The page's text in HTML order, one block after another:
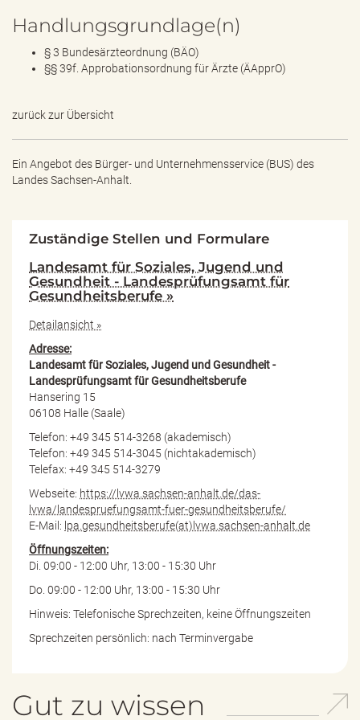
Handlungsgrundlage(n)
§ 3 Bundesärzteordnung (BÄO)
§§ 39f. Approbationsordnung für Ärzte (ÄApprO)
zurück zur Übersicht
Ein Angebot des Bürger- und Unternehmensservice (BUS) des
Landes Sachsen-Anhalt.
Zuständige Stellen und Formulare
Landesamt für Soziales, Jugend und
Gesundheit - Landesprüfungsamt für
Gesundheitsberufe »
Detailansicht »
Adresse:
Landesamt für Soziales, Jugend und Gesundheit -
Landesprüfungsamt für Gesundheitsberufe
Hansering 15
06108 Halle (Saale)
Telefon: +49 345 514-3268 (akademisch)
Telefon: +49 345 514-3045 (nichtakademisch)
Telefax: +49 345 514-3279
Webseite: https://lvwa.sachsen-anhalt.de/das-
lvwa/landespruefungsamt-fuer-gesundheitsberufe/
E-Mail: lpa.gesundheitsberufe(at)lvwa.sachsen-anhalt.de
Öffnungszeiten:
Di. 09:00 - 12:00 Uhr, 13:00 - 15:30 Uhr
Do. 09:00 - 12:00 Uhr, 13:00 - 15:30 Uhr
Hinweis: Telefonische Sprechzeiten, keine Öffnungszeiten
Sprechzeiten persönlich: nach Terminvergabe
Gut zu wissen